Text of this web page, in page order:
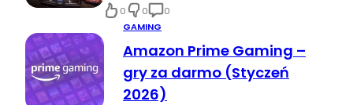
0 0
0
GAMING
Amazon Prime Gaming –
gry za darmo (Styczeń
2026)